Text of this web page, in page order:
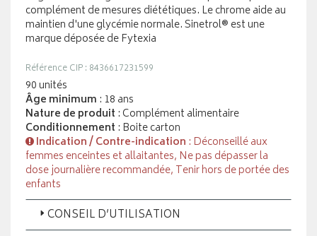
complément de mesures diététiques. Le chrome aide au
maintien d'une glycémie normale. Sinetrol® est une
marque déposée de Fytexia
Référence CIP : 8436617231599
90 unités
Âge minimum : 18 ans
Nature de produit : Complément alimentaire
Conditionnement : Boite carton
Indication / Contre-indication : Déconseillé aux
femmes enceintes et allaitantes, Ne pas dépasser la
dose journalière recommandée, Tenir hors de portée des
enfants
CONSEIL D’UTILISATION